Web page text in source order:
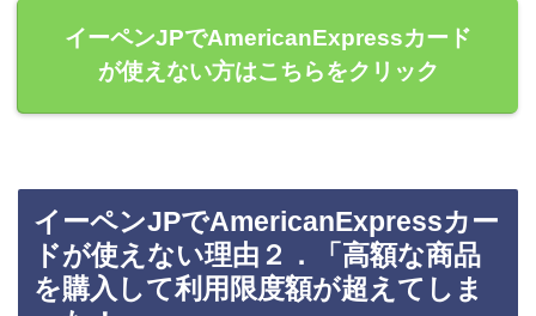
イーペンJPでAmericanExpressカード
が使えない方はこちらをクリック
イーペンJPでAmericanExpressカー
ドが使えない理由２．「高額な商品
を購入して利用限度額が超えてしま